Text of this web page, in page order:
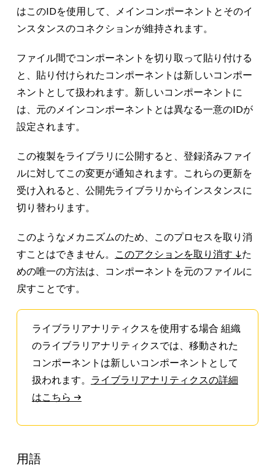
はこのIDを使用して、メインコンポーネントとそのイ
ンスタンスのコネクションが維持されます。
ファイル間でコンポーネントを切り取って貼り付ける
と、貼り付けられたコンポーネントは新しいコンポー
ネントとして扱われます。新しいコンポーネントに
は、元のメインコンポーネントとは異なる一意のIDが
設定されます。
この複製をライブラリに公開すると、登録済みファイ
ルに対してこの変更が通知されます。これらの更新を
受け入れると、公開先ライブラリからインスタンスに
切り替わります。
このようなメカニズムのため、このプロセスを取り消
すことはできません。
このアクションを取り消す ↓た
めの唯一の方法は、コンポーネントを元のファイルに
戻すことです。
ライブラリアナリティクスを使用する場合 組織
のライブラリアナリティクスでは、移動された
コンポーネントは新しいコンポーネントとして
扱われます。 ライブラリアナリティクスの詳細
はこちら →
用語